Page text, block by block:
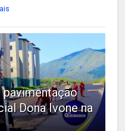
pavimentação
Dona Ivone na